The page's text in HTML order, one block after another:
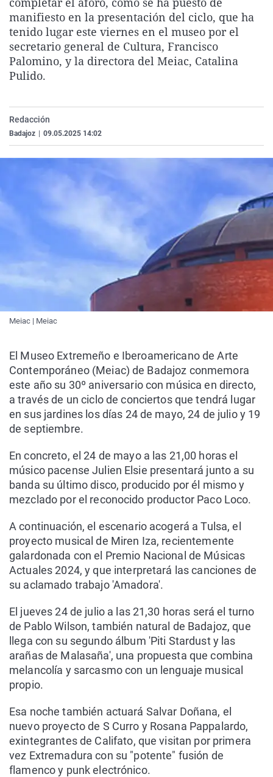
La rosa de los vientos
Gente viajera
Como el perro y el
Caso
Retornados
Equipo de
Extremadura
Galicia
La Rioja
Virales
Televisión
Elecciones
manifiesto en la presentación del ciclo, que ha
tenido lugar este viernes en el museo por el
secretario general de Cultura, Francisco
Palomino, y la directora del Meiac, Catalina
Pulido.
Redacción
Badajoz 09.05.2025 14:02
Meiac | Meiac
El Museo Extremeño e Iberoamericano de Arte
Contemporáneo (Meiac) de Badajoz conmemora
este año su 30º aniversario con música en directo,
a través de un ciclo de conciertos que tendrá lugar
en sus jardines los días 24 de mayo, 24 de julio y 19
de septiembre.
En concreto, el 24 de mayo a las 21,00 horas el
músico pacense Julien Elsie presentará junto a su
banda su último disco, producido por él mismo y
mezclado por el reconocido productor Paco Loco.
A continuación, el escenario acogerá a Tulsa, el
proyecto musical de Miren Iza, recientemente
galardonada con el Premio Nacional de Músicas
Actuales 2024, y que interpretará las canciones de
su aclamado trabajo 'Amadora'.
El jueves 24 de julio a las 21,30 horas será el turno
de Pablo Wilson, también natural de Badajoz, que
llega con su segundo álbum 'Piti Stardust y las
arañas de Malasaña', una propuesta que combina
melancolía y sarcasmo con un lenguaje musical
propio.
Esa noche también actuará Salvar Doñana, el
nuevo proyecto de S Curro y Rosana Pappalardo,
exintegrantes de Califato, que visitan por primera
vez Extremadura con su "potente" fusión de
flamenco y punk electrónico.